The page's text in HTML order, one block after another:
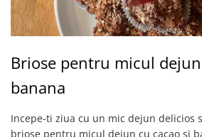
Briose pentru micul
banana
Incepe-ti ziua cu un mic dejun delicios
briose pentru micul dejun cu cacao si